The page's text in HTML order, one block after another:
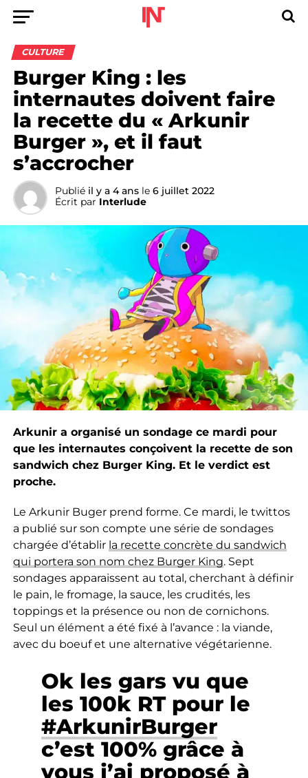
CULTURE
Burger King : les
internautes doivent faire
la recette du « Arkunir
Burger », et il faut
s’accrocher
Publié il y a 4 ans le 6 juillet 2022
Écrit par Interlude
Arkunir a organisé un sondage ce mardi pour
que les internautes conçoivent la recette de son
sandwich chez Burger King. Et le verdict est
proche.
Le Arkunir Buger prend forme. Ce mardi, le twittos
a publié sur son compte une série de sondages
chargée d’établir la recette concrète du sandwich
qui portera son nom chez Burger King. Sept
sondages apparaissent au total, cherchant à définir
le pain, le fromage, la sauce, les crudités, les
toppings et la présence ou non de cornichons.
Seul un élément a été fixé à l’avance : la viande,
avec du boeuf et une alternative végétarienne.
Ok les gars vu que
les 100k RT pour le
#ArkunirBurger
c’est 100% grâce à
vous j’ai proposé à